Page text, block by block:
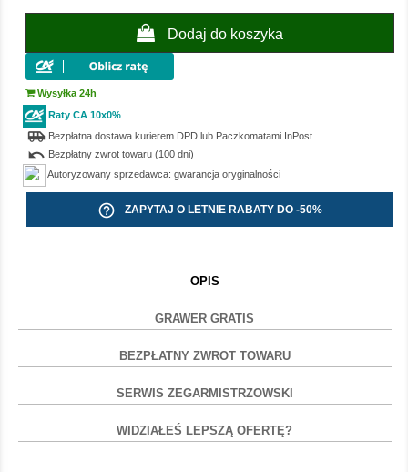
Dodaj do koszyka
Wysyłka 24h
Raty CA 10x0%
airport_shuttleBezpłatna dostawa kurierem DPD lub Paczkomatami InPost
undo Bezpłatny zwrot towaru (100 dni)
Autoryzowany sprzedawca: gwarancja oryginalności
help_outline ZAPYTAJ O LETNIE RABATY DO -50%
OPIS
GRAWER GRATIS
BEZPŁATNY ZWROT TOWARU
SERWIS ZEGARMISTRZOWSKI
WIDZIAŁEŚ LEPSZĄ OFERTĘ?